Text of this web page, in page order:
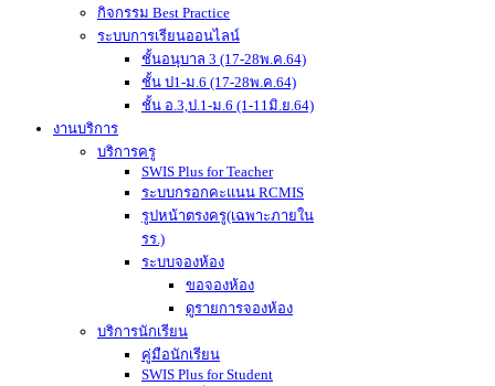
กิจกรรม Best Practice
ระบบการเรียนออนไลน์
ชั้นอนุบาล 3 (17-28พ.ค.64)
ชั้น ป1-ม.6 (17-28พ.ค.64)
ชั้น อ.3,ป.1-ม.6 (1-11มิ.ย.64)
งานบริการ
บริการครู
SWIS Plus for Teacher
ระบบกรอกคะแนน RCMIS
รูปหน้าตรงครู(เฉพาะภายใน
รร.)
ระบบจองห้อง
ขอจองห้อง
ดูรายการจองห้อง
บริการนักเรียน
คู่มือนักเรียน
SWIS Plus for Student